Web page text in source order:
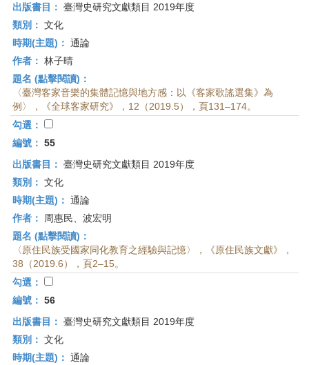
出版書目： 臺灣史研究文獻類目 2019年度
類別： 文化
時期(主題)： 通論
作者： 林子晴
題名 (點擊閱讀)：
〈臺灣客家音樂的集體記憶與地方感：以《客家歌謠選集》為
例〉，《全球客家研究》，12（2019.5），頁131–174。
勾選：
編號： 55
出版書目： 臺灣史研究文獻類目 2019年度
類別： 文化
時期(主題)： 通論
作者：
周惠民、波宏明
題名 (點擊閱讀)：
〈原住民族受國家同化教育之經驗與記憶〉，《原住民族文獻》，
38（2019.6），頁2–15。
勾選：
編號： 56
出版書目： 臺灣史研究文獻類目 2019年度
類別： 文化
時期(主題)： 通論